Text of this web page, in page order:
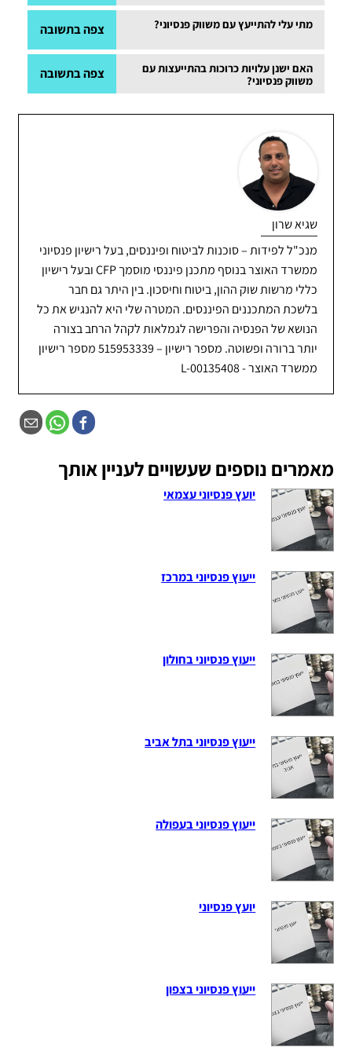
שיועץ פנסיוני מציע ייעוץ בלתי משוחד על מגוון מוצרים
מספקים שונים.
למרות שהם בקיאים במוצרים שלהם, הייעוץ של משווק
פנסיוני מתמקד בדרך כלל בהצעות החברה שלהם וייתכן
שאינה עצמאית לחלוטין.
מתי עלי להתייעץ עם משווק פנסיוני? צפה בתשובה
התייעצו עם משווק פנסיוני כאשר אתם זקוקים למידע
מפורט על המוצרים הפנסיוניים של חברה מסוימת או
שוקלים להירשם לאחת מהתוכניות שלהם.
האם ישנן עלויות כרוכות בהתייעצות עם
משווק פנסיוני?
צפה בתשובה
הוא מועסק בחברת הפנסיה לקידום מוצריו. עם זאת, חשוב
להבין את העמלות הקשורות למוצרים הפנסיוניים שהם
מציעים.
שגיא שרון
מנכ"ל לפידות – סוכנות לביטוח ופיננסים, בעל רישיון פנסיוני
ממשרד האוצר בנוסף מתכנן פיננסי מוסמך CFP ובעל רישיון
כללי מרשות שוק ההון, ביטוח וחיסכון. בין היתר גם חבר
בלשכת המתכננים הפיננסים. המטרה שלי היא להנגיש את כל
הנושא של הפנסיה והפרישה לגמלאות לקהל הרחב בצורה
יותר ברורה ופשוטה. מספר רישיון – 515953339 מספר רישיון
ממשרד האוצר - L-00135408
מאמרים נוספים שעשויים לעניין אותך
יועץ פנסיוני עצמאי
ייעוץ פנסיוני במרכז
ייעוץ פנסיוני בחולון
ייעוץ פנסיוני בתל אביב
ייעוץ פנסיוני בעפולה
יועץ פנסיוני
ייעוץ פנסיוני בצפון